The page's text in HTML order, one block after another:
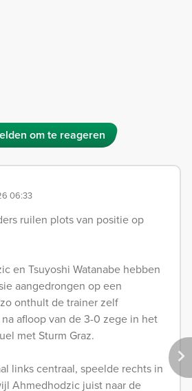
om te reageren
06:33
ruilen plots van positie op
en Tsuyoshi Watanabe hebben
aangedrongen op een
onthult de trainer zelf
afloop van de 3-0 zege in het
met Sturm Graz.
links centraal, speelde rechts in
Ahmedhodzic juist naar de